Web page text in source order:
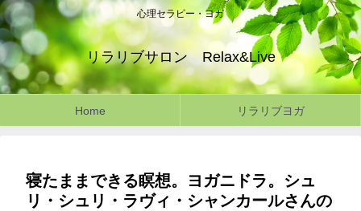
心理セラピー・ヨガ
リラリブサロン Relax&Live
Home リラリブヨガ
寝たままできる瞑想。ヨガニドラ。シュ
リ・シュリ・ラヴィ・シャンカールさんの